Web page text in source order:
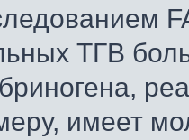
ТГВ
имеет